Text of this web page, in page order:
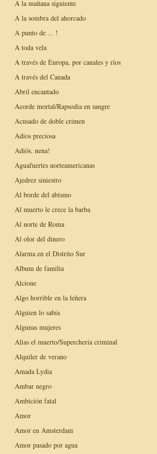
A la mañana siguiente
A la sombra del ahorcado
A punto de ... !
A toda vela
A través de Europa, por canales y ríos
A través del Canada
Abril encantado
Acorde mortal/Rapsodia en sangre
Acusado de doble crimen
Adios preciosa
Adiós, nena!
Aguafuertes norteamericanas
Ajedrez siniestro
Al borde del abismo
Al muerto le crece la barba
Al norte de Roma
Al olor del dinero
Alarma en el Distrito Sur
Album de familia
Alcione
Algo horrible en la leñera
Alguien lo sabía
Algunas mujeres
Alias el muerto/Superchería criminal
Alquiler de verano
Amada Lydia
Ambar negro
Ambición fatal
Amor
Amor en Amsterdam
Amor pasado por agua